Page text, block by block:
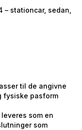
– stationcar, sedan,
til de angivne
fysiske pasform
leveres som en
som